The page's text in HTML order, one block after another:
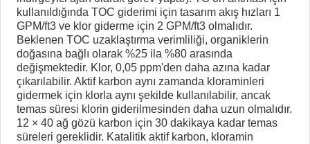
kullanıldığında TOC giderimi için tasarım akış hızları 1
GPM/ft3 ve klor giderme için 2 GPM/ft3 olmalıdır.
Beklenen TOC uzaklaştırma verimliliği, organiklerin
doğasına bağlı olarak %25 ila %80 arasında
değişmektedir. Klor, 0,05 ppm'den daha azına kadar
çıkarılabilir. Aktif karbon aynı zamanda kloraminleri
gidermek için klorla aynı şekilde kullanılabilir, ancak
temas süresi klorin giderilmesinden daha uzun olmalıdır.
12 × 40 ağ gözü karbon için 30 dakikaya kadar temas
süreleri gereklidir. Katalitik aktif karbon, kloramin